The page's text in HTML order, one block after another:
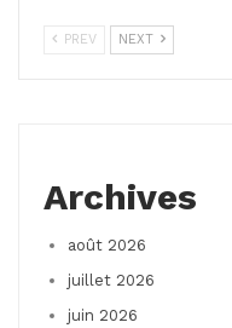
PREV NEXT
Archives
août 2026
juillet 2026
juin 2026